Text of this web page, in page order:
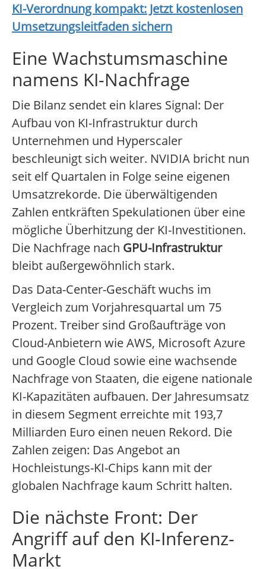
KI-Verordnung kompakt: Jetzt kostenlosen
Umsetzungsleitfaden sichern
Eine Wachstumsmaschine
namens KI-Nachfrage
Die Bilanz sendet ein klares Signal: Der
Aufbau von KI-Infrastruktur durch
Unternehmen und Hyperscaler
beschleunigt sich weiter. NVIDIA bricht nun
seit elf Quartalen in Folge seine eigenen
Umsatzrekorde. Die überwältigenden
Zahlen entkräften Spekulationen über eine
mögliche Überhitzung der KI-Investitionen.
Die Nachfrage nach GPU-Infrastruktur
bleibt außergewöhnlich stark.
Das Data-Center-Geschäft wuchs im
Vergleich zum Vorjahresquartal um 75
Prozent. Treiber sind Großaufträge von
Cloud-Anbietern wie AWS, Microsoft Azure
und Google Cloud sowie eine wachsende
Nachfrage von Staaten, die eigene nationale
KI-Kapazitäten aufbauen. Der Jahresumsatz
in diesem Segment erreichte mit 193,7
Milliarden Euro einen neuen Rekord. Die
Zahlen zeigen: Das Angebot an
Hochleistungs-KI-Chips kann mit der
globalen Nachfrage kaum Schritt halten.
Die nächste Front: Der
Angriff auf den KI-Inferenz-
Markt